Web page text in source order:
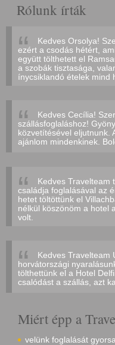
Rólunk írták
Kedves Orsolya!
ezért a csodás hétért,
együtt tölthetett el
a szobák tisztasága,
ínycsiklandó ételek mind
Kedves Cecília!
szállásfoglaláshoz!
közvetítésével eljutnunk.
ajánlom mindenkinek.
Kedves Travelteam
családja foglalásával az
hetet töltöttünk el
nélkül köszönöm a hotel
volt.
Kedves Travelteam
horvátországi
tölthettünk el a Hotel
csalódást a szállás, azt
Miért épp a
velünk foglalását